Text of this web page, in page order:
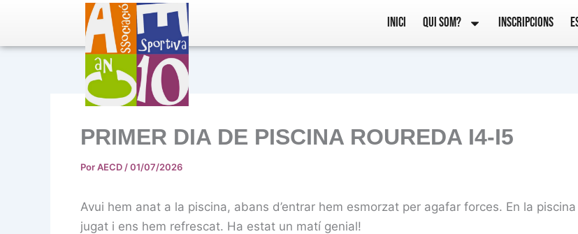
contenido
INICI QUI SOM? INSCRIPCIONS
PRIMER DIA DE PISCINA ROUREDA I4-I5
PorAECD /01/07/2026
Avui hem anat a la piscina, abans d’entrar hem esmorzat per agafar forces. En la
jugat i ens hem refrescat. Ha estat un matí genial!